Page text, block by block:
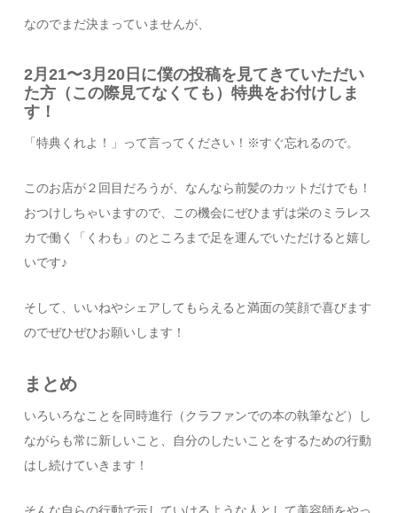
なのでまだ決まっていませんが、
2月21〜3月20日に僕の投稿を見てきていただい
た方（この際見てなくても）特典をお付けしま
す！
「特典くれよ！」って言ってください！※すぐ忘れるので。
このお店が２回目だろうが、なんなら前髪のカットだけでも！
おつけしちゃいますので、この機会にぜひまずは栄のミラレス
カで働く「くわも」のところまで足を運んでいただけると嬉し
いです♪
そして、いいねやシェアしてもらえると満面の笑顔で喜びます
のでぜひぜひお願いします！
まとめ
いろいろなことを同時進行（クラファンでの本の執筆など）し
ながらも常に新しいこと、自分のしたいことをするための行動
はし続けていきます！